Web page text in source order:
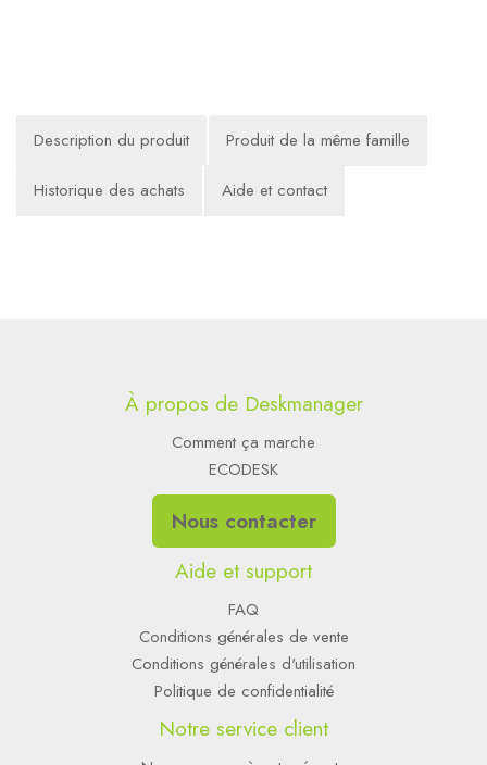
Description du produit Produit de la même famille
Historique des achats Aide et contact
À propos de Deskmanager
Comment ça marche
ECODESK
Nous contacter
Aide et support
FAQ
Conditions générales de vente
Conditions générales d'utilisation
Politique de confidentialité
Notre service client